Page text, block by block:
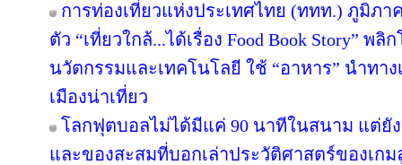
การท่องเที่ยวแห่งประเทศไทย (ททท.) ภูมิภ
ตัว “เที่ยวใกล้...ได้เรื่อง Food Book Story” พ
นวัตกรรมและเทคโนโลยี ใช้ “อาหาร” นำทาง
เมืองน่าเที่ยว
โลกฟุตบอลไม่ได้มีแค่ 90 นาทีในสนาม แต่ยัง
และของสะสมที่บอกเล่าประวัติศาสตร์ของเก